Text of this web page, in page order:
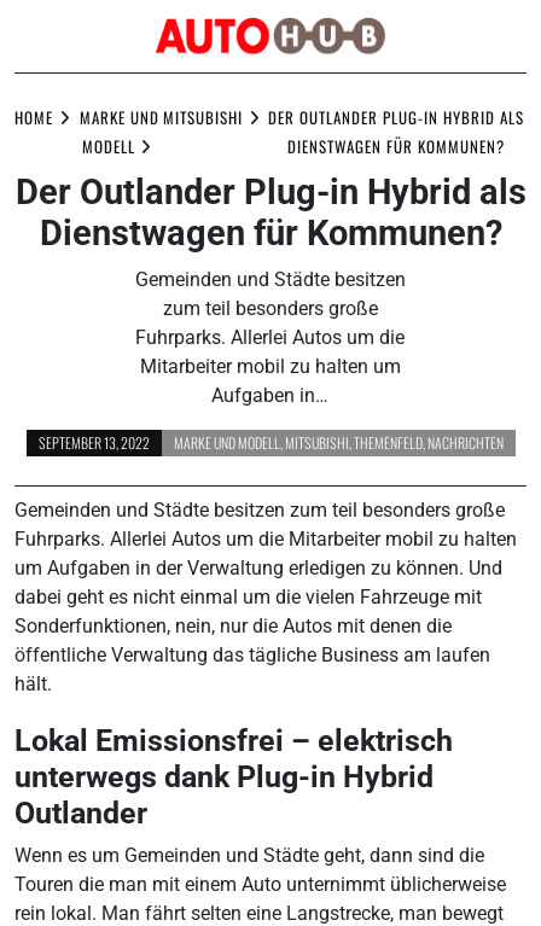
toHOME
MARKE UND
MODELL
MITSUBISHI
DER OUTLANDER PLUG-IN HYBRID ALS
DIENSTWAGEN FÜR KOMMUNEN?
Der Outlander Plug-in Hybrid als
Dienstwagen für Kommunen?
Gemeinden und Städte besitzen
zum teil besonders große
Fuhrparks. Allerlei Autos um die
Mitarbeiter mobil zu halten um
Aufgaben in…
SEPTEMBER 13, 2022 MARKE UND MODELL MITSUBISHI THEMENFELD, NACHRICHTEN
Gemeinden und Städte besitzen zum teil besonders große
Fuhrparks. Allerlei Autos um die Mitarbeiter mobil zu halten
um Aufgaben in der Verwaltung erledigen zu können. Und
dabei geht es nicht einmal um die vielen Fahrzeuge mit
Sonderfunktionen, nein, nur die Autos mit denen die
öffentliche Verwaltung das tägliche Business am laufen
hält.
Lokal Emissionsfrei – elektrisch
unterwegs dank Plug-in Hybrid
Outlander
Wenn es um Gemeinden und Städte geht, dann sind die
Touren die man mit einem Auto unternimmt üblicherweise
rein lokal. Man fährt selten eine Langstrecke, man bewegt